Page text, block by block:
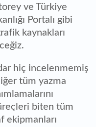
ve Türkiye
Portalı gibi
kaynakları
hiç incelenmemiş
tüm yazma
biten tüm
ekipmanları